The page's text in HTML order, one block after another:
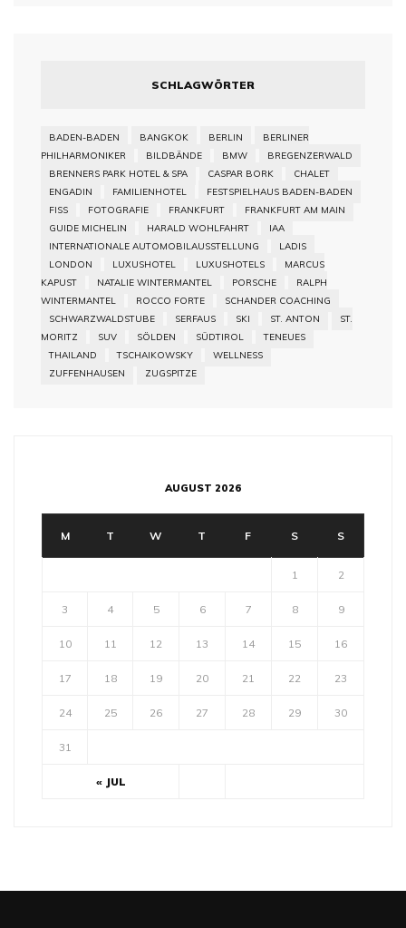
SCHLAGWÖRTER
BADEN-BADEN BANGKOK BERLIN
BERLINER
PHILHARMONIKER
BILDBÄNDE BMW
BREGENZERWALD
BRENNERS PARK HOTEL & SPA
CASPAR BORK
CHALET
ENGADIN
FAMILIENHOTEL
FESTSPIELHAUS BADEN-BADEN
FISS
FOTOGRAFIE FRANKFURT
FRANKFURT AM MAIN
GUIDE MICHELIN
HARALD WOHLFAHRT
IAA
INTERNATIONALE AUTOMOBILAUSSTELLUNG
LADIS
LONDON
LUXUSHOTEL LUXUSHOTELS
MARCUS
KAPUST
NATALIE WINTERMANTEL PORSCHE
RALPH
WINTERMANTEL
ROCCO FORTE
SCHANDER COACHING
SCHWARZWALDSTUBE
SERFAUS SKI ST. ANTON
ST.
MORITZ
SUV SÖLDEN SÜDTIROL
TENEUES
THAILAND
TSCHAIKOWSKY
WELLNESS
ZUFFENHAUSEN
ZUGSPITZE
AUGUST 2026
M T W T F S S
« JUL
1 2
3 4 5 6 7 8 9
10 11 12 13 14 15 16
17 18 19 20 21 22 23
24 25 26 27 28 29 30
31